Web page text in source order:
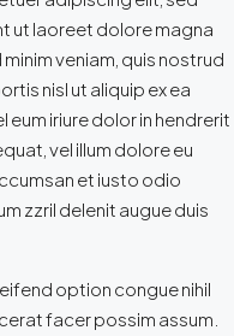
ut laoreet dolore magna
veniam, quis nostrud
nisl ut aliquip ex ea
iriure dolor in hendrerit
vel illum dolore eu
et iusto odio
zzril delenit augue duis
option congue nihil
facer possim assum.